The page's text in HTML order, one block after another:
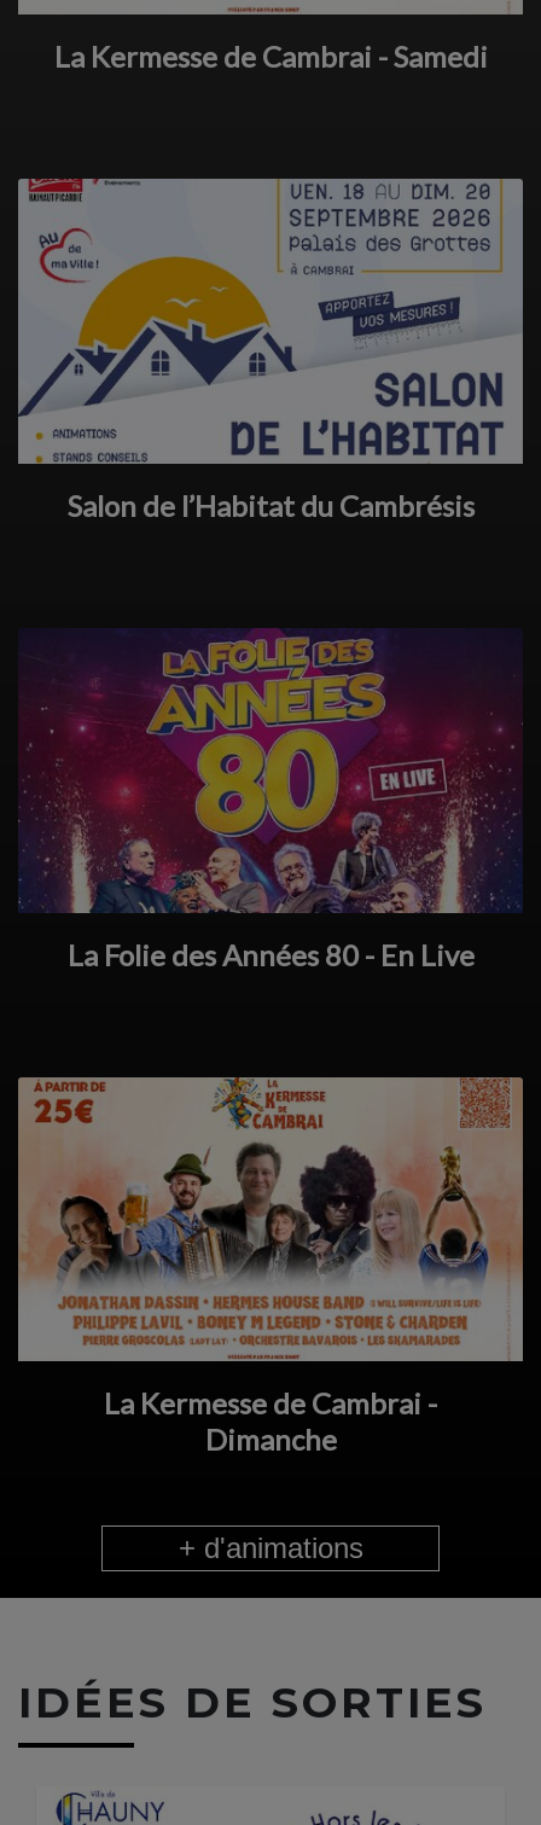
La Kermesse de Cambrai - Samedi
Salon de l’Habitat du Cambrésis
La Folie des Années 80 - En Live
La Kermesse de Cambrai -
Dimanche
+ d'animations
IDÉES DE SORTIES